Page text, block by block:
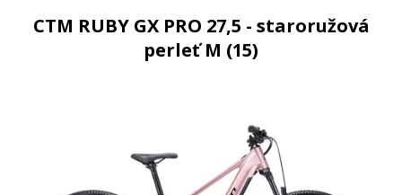
CTM RUBY GX PRO 27,5 - staroružová
perleť M (15)